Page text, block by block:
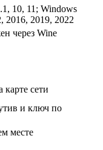
10, 11; Windows
2016, 2019, 2022
через Wine
сети
и ключ по
месте